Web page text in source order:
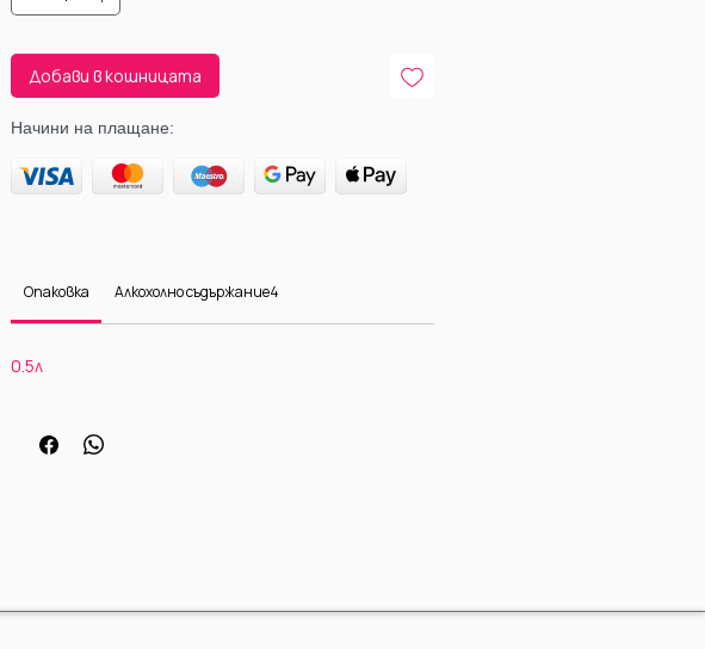
Добави в кошницата
Начини на плащане:
Опаковка Алкохолно съдържание4
0.5л